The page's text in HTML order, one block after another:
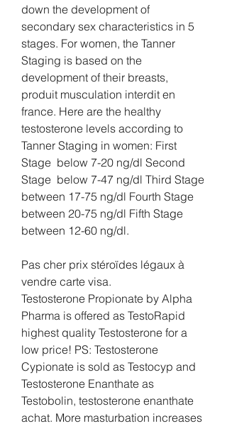
down the development of
secondary sex characteristics in 5
stages. For women, the Tanner
Staging is based on the
development of their breasts,
produit musculation interdit en
france. Here are the healthy
testosterone levels according to
Tanner Staging in women: First
Stage  below 7-20 ng/dl Second
Stage  below 7-47 ng/dl Third Stage
between 17-75 ng/dl Fourth Stage
between 20-75 ng/dl Fifth Stage
between 12-60 ng/dl.
Pas cher prix stéroïdes légaux à
vendre carte visa.
Testosterone Propionate by Alpha
Pharma is offered as TestoRapid
highest quality Testosterone for a
low price! PS: Testosterone
Cypionate is sold as Testocyp and
Testosterone Enanthate as
Testobolin, testosterone enanthate
achat. More masturbation increases